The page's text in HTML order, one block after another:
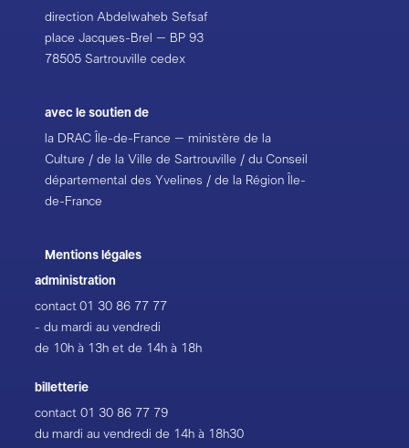
direction Abdelwaheb Sefsaf
place Jacques-Brel – BP 93
78505 Sartrouville cedex
avec le soutien de
la DRAC Île-de-France – ministère de la
Culture / de la Ville de Sartrouville / du Conseil
départemental des Yvelines / de la Région Île-
de-France
Mentions légales
administration
contact01 30 86 77 77
- du mardi au vendredi
de 10h à 13h et de 14h à 18h
billetterie
contact01 30 86 77 79
du mardi au vendredi de 14h à 18h30